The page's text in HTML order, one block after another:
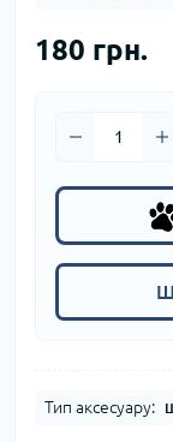
180 грн.
Тип аксесуару: